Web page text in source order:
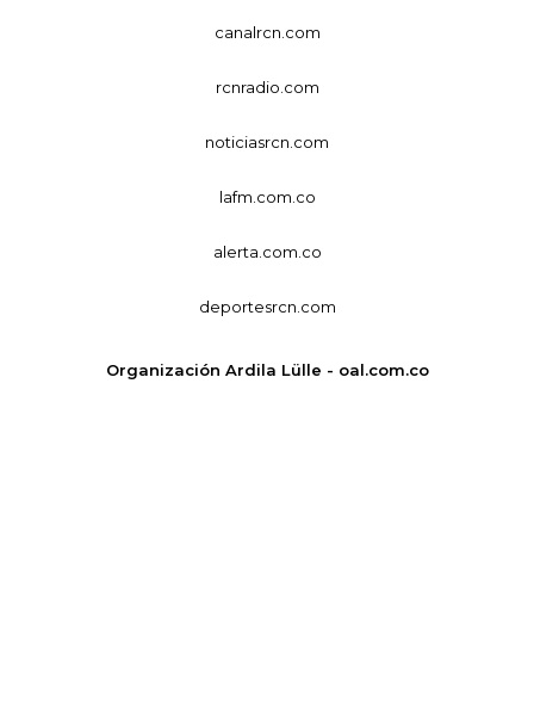
canalrcn.com
rcnradio.com
noticiasrcn.com
lafm.com.co
alerta.com.co
deportesrcn.com
Organización Ardila Lülle - oal.com.co